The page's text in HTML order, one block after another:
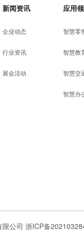
新闻资讯
企业动态
行业资讯
展会活动
应用
智慧零
智慧教
智慧交
智慧办
公司 浙ICP备